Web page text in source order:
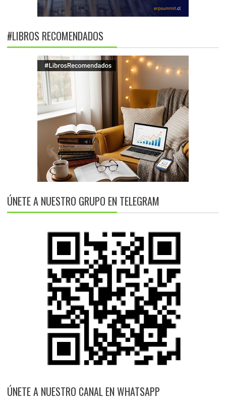
#LIBROS RECOMENDADOS
ÚNETE A NUESTRO GRUPO EN TELEGRAM
ÚNETE A NUESTRO CANAL EN WHATSAPP